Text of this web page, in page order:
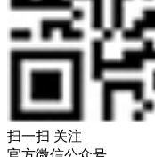
扫一扫 关注